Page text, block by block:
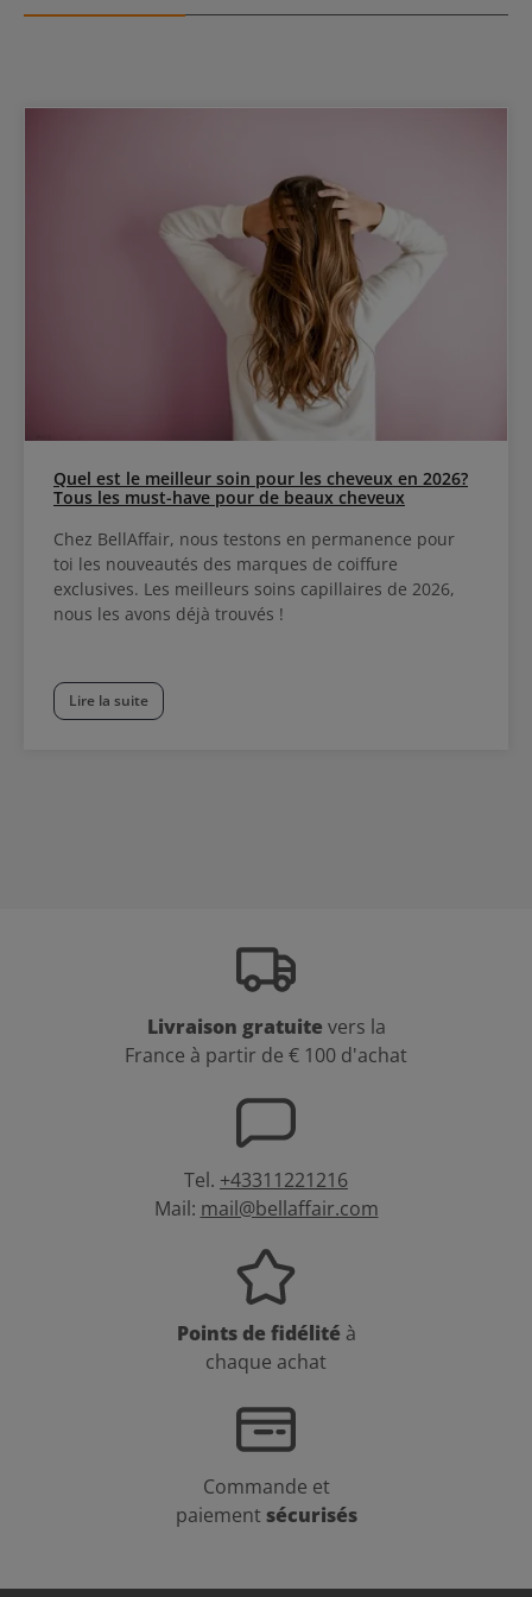
cheveux. La Plantur 39 Pflege-Spülung pour cheveux colorés et
Plantur 39 contre la chute des cheveux et protège la caféine grâce
quantité équivalente à une noisette uniformément sur cheveux
humides, puis rincer après environ 30 secondes.
Quel est le meilleur soin pour les cheveux en 2026?
Tous les must-have pour de beaux cheveux
Chez BellAffair, nous testons en permanence pour
toi les nouveautés des marques de coiffure
exclusives. Les meilleurs soins capillaires de 2026,
nous les avons déjà trouvés !
Lire la suite
Livraison gratuite vers la
France à partir de € 100 d'achat
Tel. +43311221216
Mail: mail@bellaffair.com
Points de fidélité à
chaque achat
Commande et
paiement sécurisés